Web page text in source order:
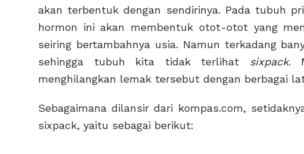
akan terbentuk dengan sendirinya. Pada tubuh
hormon ini akan membentuk otot-otot yang
seiring bertambahnya usia. Namun terkadang
sehingga tubuh kita tidak terlihat sixpack.
menghilangkan lemak tersebut dengan berbagai
Sebagaimana dilansir dari kompas.com,
sixpack, yaitu sebagai berikut: